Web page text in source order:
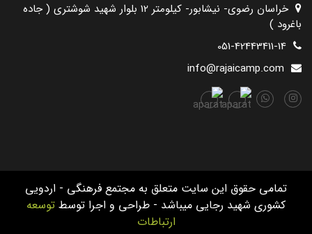
خراسان رضوی- نیشابور- کیلومتر 12 بلوار شهید شوشتری ( جاده
باغرود )
051-42443411-14
تمامی حقوق این سایت متعلق به مجتمع فرهنگی - اردویی
کشوری شهید رجایی میباشد - طراحی و اجرا توسط توسعه
ارتباطات